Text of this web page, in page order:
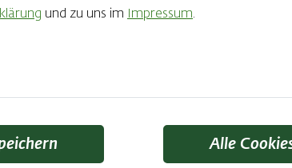
und zu uns im Impressum.
Alle